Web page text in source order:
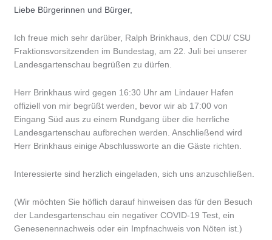
Liebe Bürgerinnen und Bürger,
Ich freue mich sehr darüber, Ralph Brinkhaus, den CDU/ CSU
Fraktionsvorsitzenden im Bundestag, am 22. Juli bei unserer
Landesgartenschau begrüßen zu dürfen.
Herr Brinkhaus wird gegen 16:30 Uhr am Lindauer Hafen
offiziell von mir begrüßt werden, bevor wir ab 17:00 von
Eingang Süd aus zu einem Rundgang über die herrliche
Landesgartenschau aufbrechen werden. Anschließend wird
Herr Brinkhaus einige Abschlussworte an die Gäste richten.
Interessierte sind herzlich eingeladen, sich uns anzuschließen.
(Wir möchten Sie höflich darauf hinweisen das für den Besuch
der Landesgartenschau ein negativer COVID-19 Test, ein
Genesenennachweis oder ein Impfnachweis von Nöten ist.)